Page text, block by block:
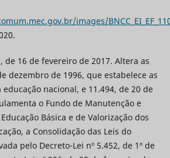
images/
de 16 de fevereiro de 2017. Altera as
dezembro de 1996, que estabelece as
nacional, e 11.494, de 20 de
o Fundo de Manutenção e
Básica e de Valorização dos
a Consolidação das Leis do
pelo Decreto-Lei nº 5.452, de 1º de